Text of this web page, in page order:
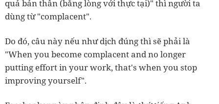
quả bản thân (bằng lòng với thực tại)" thì người ta
dùng từ "complacent".
Do đó, câu này nếu như dịch đúng thì sẽ phải là
"When you become complacent and no longer
putting effort in your work, that's when you stop
improving yourself".